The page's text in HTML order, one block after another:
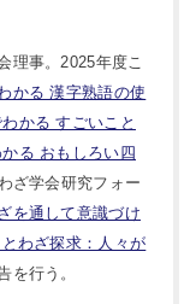
理事。2025年度こ
かる 漢字熟語の使
かる すごいこと
かる おもしろい四
ざ学会研究フォー
を通して意識づけ
わざ探求：人々が
を行う。